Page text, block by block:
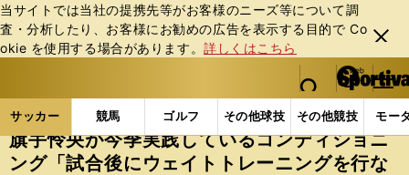
当サイトでは当社の提携先等がお客様のニーズ等について調
査・分析したり、お客様にお勧めの広告を表⽰する⽬的で Co
okie を使⽤する場合があります。詳しくはこちら
閉じ
る
web Sportiva (webスポルティーバ)
検索
マイペ
ー
ジ
メニュ
サッカー 競馬 ゴルフ その他球技 その他競技 モー
ス
ポ
ル
サッカーの記事一覧 海外サッカー 海外サッカー
旗手怜央が今季実践しているコンディショニ
ング「試合後にウェイトトレーニングを行な